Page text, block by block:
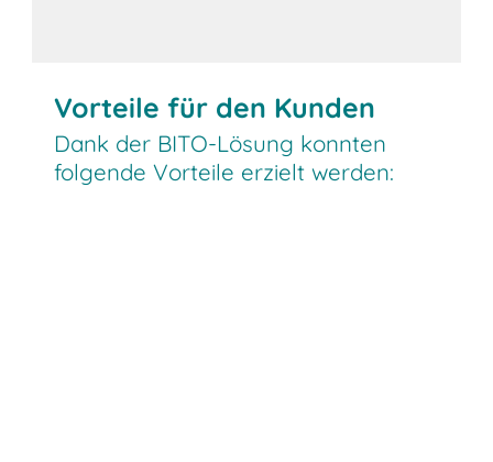
Vorteile für den Kunden
Dank der BITO-Lösung konnten
folgende Vorteile erzielt werden: